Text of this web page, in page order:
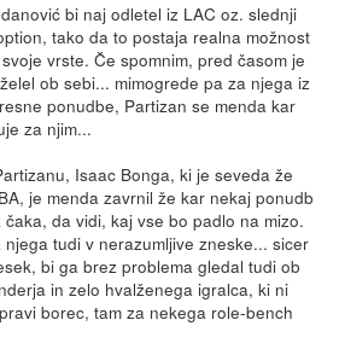
bi naj odletel iz LAC oz. slednji
tako da to postaja realna možnost
vrste. Če spomnim, pred časom je
ob sebi... mimogrede pa za njega iz
ponudbe, Partizan se menda kar
za njim...
Isaac Bonga, ki je seveda že
je menda zavrnil že kar nekaj ponudb
da vidi, kaj vse bo padlo na mizo.
tudi v nerazumljive zneske... sicer
bi ga brez problema gledal tudi ob
in zelo hvalženega igralca, ki ni
borec, tam za nekega role-bench